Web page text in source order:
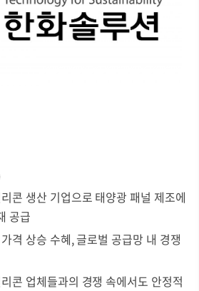
콘 생산 기업으로 태양광 패널 제조에
공급
격 상승 수혜, 글로벌 공급망 내 경쟁
콘 업체들과의 경쟁 속에서도 안정적